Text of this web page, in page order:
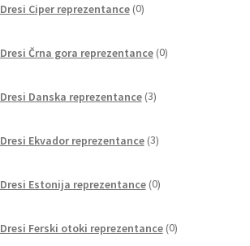
Dresi Ciper reprezentance 0izdelkov
Dresi Črna gora reprezentance 0izdelkov
Dresi Danska reprezentance 3izdelki
Dresi Ekvador reprezentance 3izdelki
Dresi Estonija reprezentance 0izdelkov
Dresi Ferski otoki reprezentance 0izdelkov